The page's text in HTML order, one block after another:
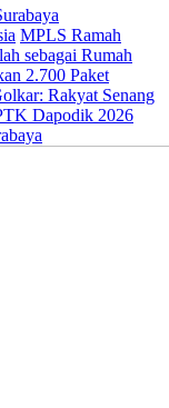
MPLS Ramah
sebagai Rumah
2.700 Paket
Rakyat Senang
Dapodik 2026